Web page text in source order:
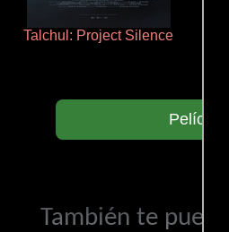
Talchul: Project Silence
Películas
También te puede